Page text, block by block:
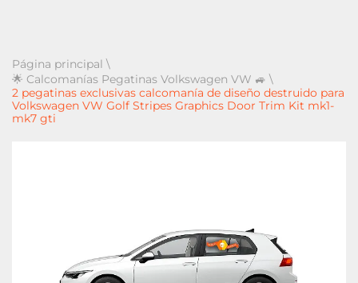
Página principal \
🌟 Calcomanías Pegatinas Volkswagen VW 🚙 \
2 pegatinas exclusivas calcomanía de diseño destruido para
Volkswagen VW Golf Stripes Graphics Door Trim Kit mk1-
mk7 gti